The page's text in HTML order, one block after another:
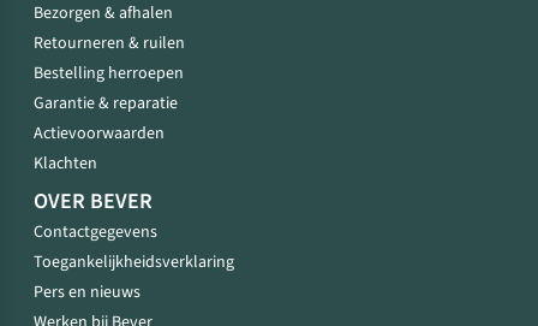
Bezorgen & afhalen
Retourneren & ruilen
Bestelling herroepen
Garantie & reparatie
Actievoorwaarden
Klachten
OVER BEVER
Contactgegevens
Toegankelijkheidsverklaring
Pers en nieuws